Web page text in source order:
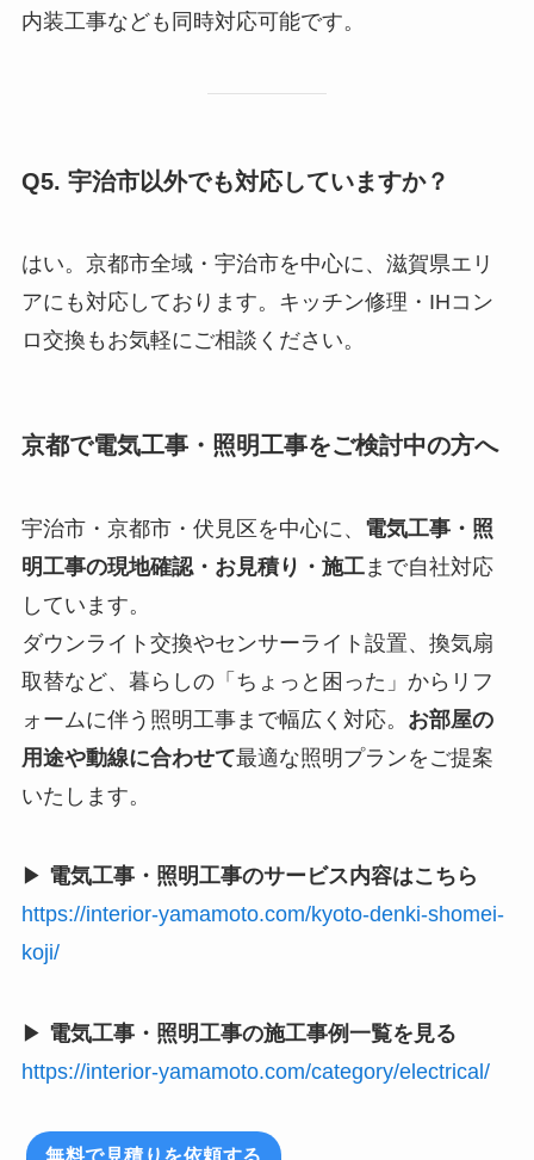
内装工事なども同時対応可能です。
Q5. 宇治市以外でも対応していますか？
はい。京都市全域・宇治市を中心に、滋賀県エリ
アにも対応しております。キッチン修理・IHコン
ロ交換もお気軽にご相談ください。
京都で電気工事・照明工事をご検討中の方へ
宇治市・京都市・伏見区を中心に、 電気工事・照
明工事の現地確認・お見積り・施工まで自社対応
しています。
ダウンライト交換やセンサーライト設置、換気扇
取替など、暮らしの「ちょっと困った」からリフ
ォームに伴う照明工事まで幅広く対応。 お部屋の
用途や動線に合わせて最適な照明プランをご提案
いたします。
▶ 電気工事・照明工事のサービス内容はこちら
https://interior-yamamoto.com/kyoto-denki-shomei-
koji/
▶ 電気工事・照明工事の施工事例一覧を見る
https://interior-yamamoto.com/category/electrical/
無料で見積りを依頼する